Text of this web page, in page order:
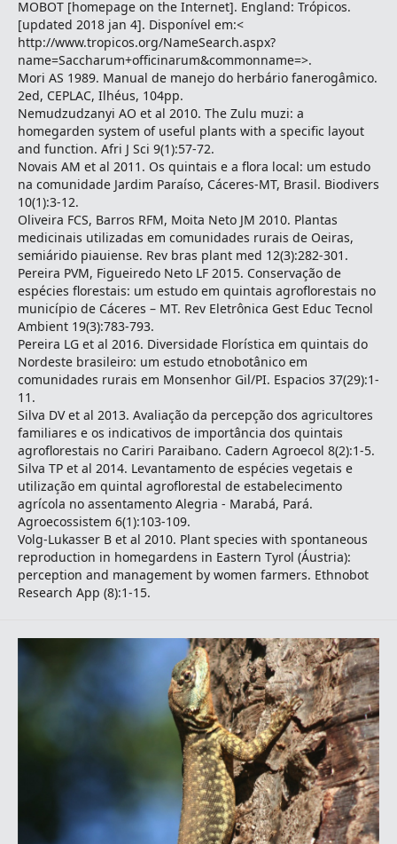
MOBOT [homepage on the Internet]. England: Trópicos.
[updated 2018 jan 4]. Disponível em:<
http://www.tropicos.org/NameSearch.aspx?
name=Saccharum+officinarum&commonname=>.
Mori AS 1989. Manual de manejo do herbário fanerogâmico.
2ed, CEPLAC, Ilhéus, 104pp.
Nemudzudzanyi AO et al 2010. The Zulu muzi: a
homegarden system of useful plants with a specific layout
and function. Afri J Sci 9(1):57-72.
Novais AM et al 2011. Os quintais e a flora local: um estudo
na comunidade Jardim Paraíso, Cáceres-MT, Brasil. Biodivers
10(1):3-12.
Oliveira FCS, Barros RFM, Moita Neto JM 2010. Plantas
medicinais utilizadas em comunidades rurais de Oeiras,
semiárido piauiense. Rev bras plant med 12(3):282-301.
Pereira PVM, Figueiredo Neto LF 2015. Conservação de
espécies florestais: um estudo em quintais agroflorestais no
município de Cáceres – MT. Rev Eletrônica Gest Educ Tecnol
Ambient 19(3):783-793.
Pereira LG et al 2016. Diversidade Florística em quintais do
Nordeste brasileiro: um estudo etnobotânico em
comunidades rurais em Monsenhor Gil/PI. Espacios 37(29):1-
11.
Silva DV et al 2013. Avaliação da percepção dos agricultores
familiares e os indicativos de importância dos quintais
agroflorestais no Cariri Paraibano. Cadern Agroecol 8(2):1-5.
Silva TP et al 2014. Levantamento de espécies vegetais e
utilização em quintal agroflorestal de estabelecimento
agrícola no assentamento Alegria - Marabá, Pará.
Agroecossistem 6(1):103-109.
Volg-Lukasser B et al 2010. Plant species with spontaneous
reproduction in homegardens in Eastern Tyrol (Áustria):
perception and management by women farmers. Ethnobot
Research App (8):1-15.